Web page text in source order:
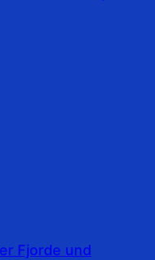
Fjorde und